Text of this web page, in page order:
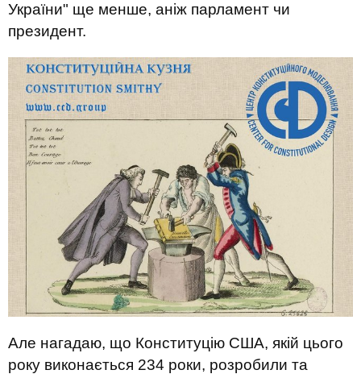
України" ще менше, аніж парламент чи
президент.
Але нагадаю, що Конституцію США, якій цього
року виконається 234 роки, розробили та